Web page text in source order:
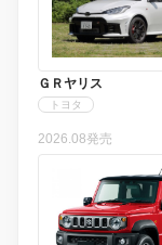
ＧＲヤリス
トヨタ
2026.08発売